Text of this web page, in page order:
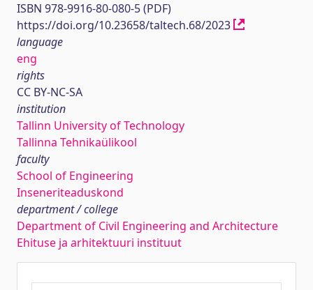
ISBN 978-9916-80-080-5 (PDF)
https://doi.org/10.23658/taltech.68/2023
language
eng
rights
CC BY-NC-SA
institution
Tallinn University of Technology
Tallinna Tehnikaülikool
faculty
School of Engineering
Inseneriteaduskond
department / college
Department of Civil Engineering and Architecture
Ehituse ja arhitektuuri instituut